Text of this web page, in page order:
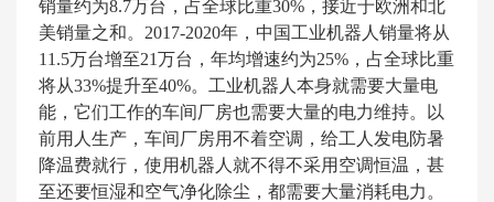
销量约为8.7万台，占全球比重30%，接近于欧洲和北
美销量之和。2017-2020年，中国工业机器人销量将从
11.5万台增至21万台，年均增速约为25%，占全球比重
将从33%提升至40%。工业机器人本身就需要大量电
能，它们工作的车间厂房也需要大量的电力维持。以
前用人生产，车间厂房用不着空调，给工人发电防暑
降温费就行，使用机器人就不得不采用空调恒温，甚
至还要恒湿和空气净化除尘，都需要大量消耗电力。